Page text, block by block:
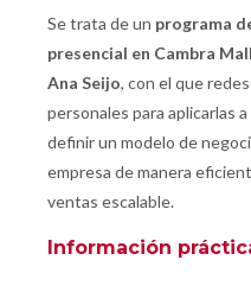
Se trata de un programa
presencial en Cambra
Ana Seijo, con el que
personales para aplicarlas
definir un modelo de
empresa de manera
ventas escalable.
Información